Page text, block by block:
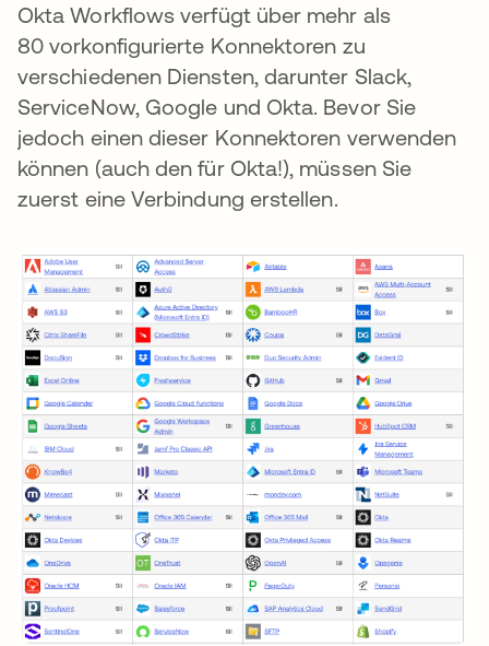
Okta Workflows verfügt über mehr als
80 vorkonfigurierte Konnektoren zu
verschiedenen Diensten, darunter Slack,
ServiceNow, Google und Okta. Bevor Sie
jedoch einen dieser Konnektoren verwenden
können (auch den für Okta!), müssen Sie
zuerst eine Verbindung erstellen.